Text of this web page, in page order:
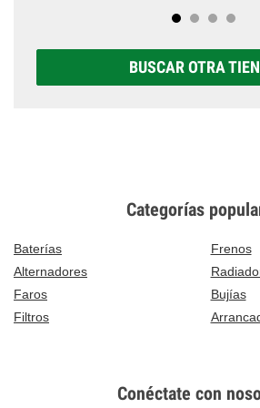
BUSCAR OTRA
Categorías
Baterías
Frenos
Alternadores
Faros
Bujías
Filtros
Conéctate con